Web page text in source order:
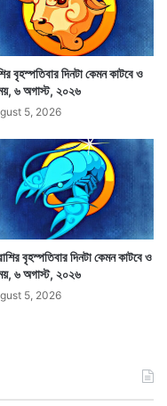
কিছুটা ভালো সময় থাকে।
সময়ের মধ্যে শুভকাজ
কারণ বিভিন্ন রাশি
কমবেশি হয়ে থাকে।
যেমন অমৃতযোগ ও
বৃহস্পতিবার দিনটা কেমন কাটবে ও
৬ অগাস্ট, ২০২৬
5, 2026
বৃহস্পতিবার দিনটা কেমন কাটবে ও
৬ অগাস্ট, ২০২৬
5, 2026